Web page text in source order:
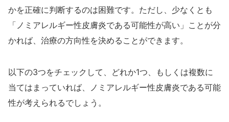
かを正確に判断するのは困難です。ただし、少なくとも
「ノミアレルギー性皮膚炎である可能性が高い」ことが分
かれば、治療の方向性を決めることができます。
以下の3つをチェックして、どれか1つ、もしくは複数に
当てはまっていれば、ノミアレルギー性皮膚炎である可能
性が考えられるでしょう。